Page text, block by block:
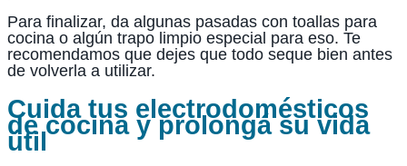
Para finalizar, da algunas pasadas con toallas para
cocina o algún trapo limpio especial para eso. Te
recomendamos que dejes que todo seque bien antes
de volverla a utilizar.
Cuida tus electrodomésticos
de cocina y prolongá su vida
útil